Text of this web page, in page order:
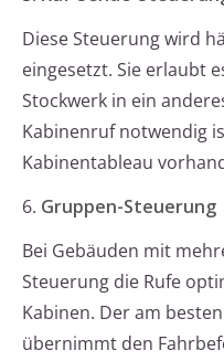
Diese Steuerung wird
eingesetzt. Sie erlaubt
Stockwerk in ein
Kabinenruf notwendig
Kabinentableau
6. Gruppen-Steuerung
Bei Gebäuden mit
Steuerung die Rufe
Kabinen. Der am
übernimmt den